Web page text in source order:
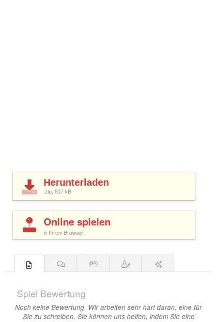
Herunterladen
.zip, 817 kB
Online spielen
in Ihrem Browser
Spiel Bewertung
Noch keine Bewertung. Wir arbeiten sehr hart daran, eine für
Sie zu schreiben. Sie können uns helfen, indem Sie eine